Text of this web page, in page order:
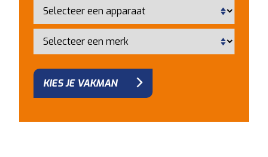
KIES JE VAKMAN